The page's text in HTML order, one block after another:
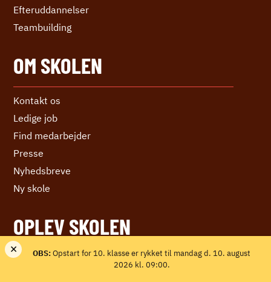
× OBS:Opstart for 10. klasse er rykket til mandag d. 10. august
2026 kl. 09:00.
Efter­uddannelser
Teambuilding
OM SKOLEN
Kontakt os
Ledige job
Find medarbejder
Presse
Nyhedsbreve
Ny skole
OPLEV SKOLEN
Oplev os